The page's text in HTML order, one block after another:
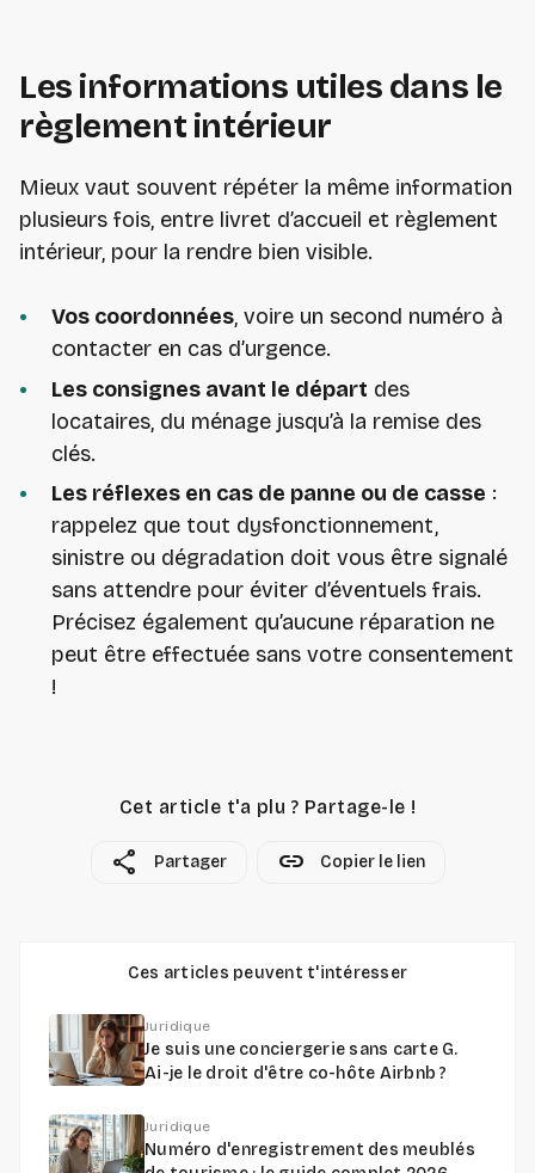
Les informations utiles dans le
règlement intérieur
Mieux vaut souvent répéter la même information
plusieurs fois, entre livret d’accueil et règlement
intérieur, pour la rendre bien visible.
Vos coordonnées, voire un second numéro à
contacter en cas d’urgence.
Les consignes avant le départ des
locataires, du ménage jusqu’à la remise des
clés.
Les réflexes en cas de panne ou de casse :
rappelez que tout dysfonctionnement,
sinistre ou dégradation doit vous être signalé
sans attendre pour éviter d’éventuels frais.
Précisez également qu’aucune réparation ne
peut être effectuée sans votre consentement
!
Cet article t'a plu ? Partage-le !
share Partager link Copier le lien
Ces articles peuvent t'intéresser
Juridique
Je suis une conciergerie sans carte G.
Ai-je le droit d'être co-hôte Airbnb ?
Juridique
Numéro d'enregistrement des meublés